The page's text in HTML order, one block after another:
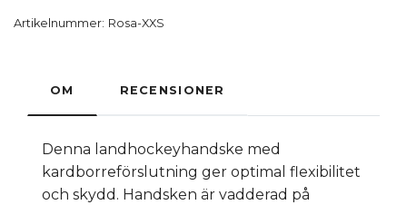
Artikelnummer: Rosa-XXS
OM RECENSIONER
Denna landhockeyhandske med
kardborreförslutning ger optimal flexibilitet
och skydd. Handsken är vadderad på